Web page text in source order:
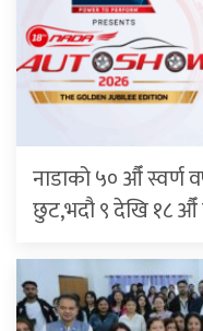
नाडाको ५० औँ स्वर्ण
छुट,भदौ ९ देखि १८ औँ